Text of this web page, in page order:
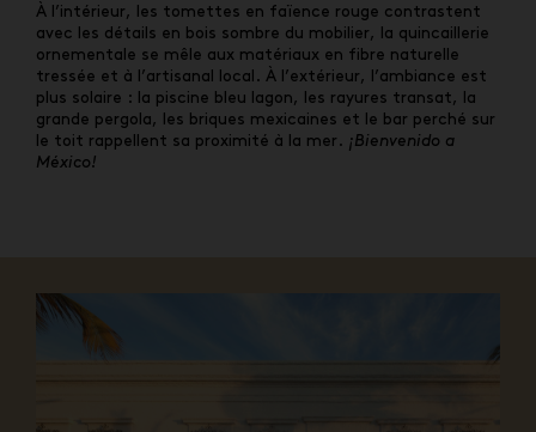
À l’intérieur, les tomettes en faïence rouge contrastent
avec les détails en bois sombre du mobilier, la quincaillerie
ornementale se mêle aux matériaux en fibre naturelle
tressée et à l’artisanal local. À l’extérieur, l’ambiance est
plus solaire : la piscine bleu lagon, les rayures transat, la
grande pergola, les briques mexicaines et le bar perché sur
le toit rappellent sa proximité à la mer. ¡Bienvenido a
México!